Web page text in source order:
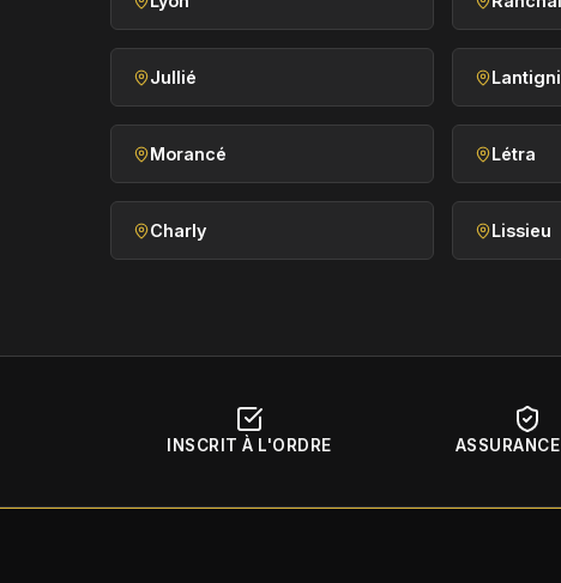
Jullié
Morancé Létra
Charly Lissieu
INSCRIT À L'ORDRE